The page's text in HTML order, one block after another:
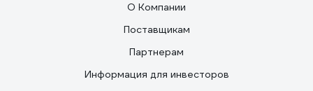
О Компании
Поставщикам
Партнерам
Информация для инвесторов